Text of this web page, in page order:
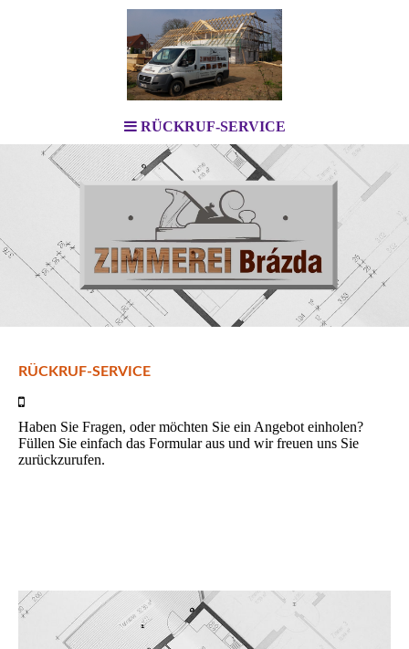
RÜCKRUF-SERVICE
RÜCKRUF-SERVICE
Haben Sie Fragen, oder möchten Sie ein Angebot einholen?
Füllen Sie einfach das Formular aus und wir freuen uns Sie
zurückzurufen.